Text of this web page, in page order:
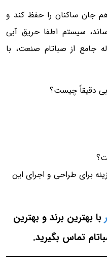
جان ساکنان را حفظ کند و
سیستم اطفا حریق آبی
جامع از صباتام صنعت، با
دقیقاً چیست؟
برای طراحی و اجرای این
با بهترین برند و بهترین
تماس بگیرید.